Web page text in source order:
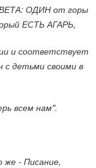
ОДИН от горы
ЕСТЬ АГАРЬ,
и соответствует
детьми своими в
всем нам".
же - Писание,